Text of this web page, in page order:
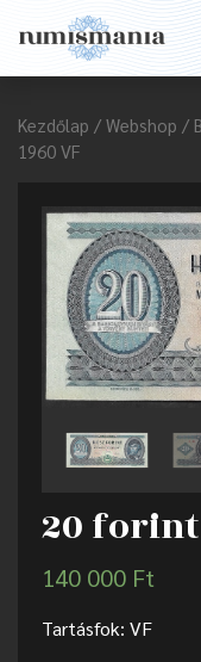
Kezdőlap / Webshop /
1960 VF
20 forint
140 000 Ft
Tartásfok: VF